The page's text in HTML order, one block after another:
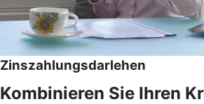
Zinszahlungsdarlehen
Kombinieren Sie Ihren